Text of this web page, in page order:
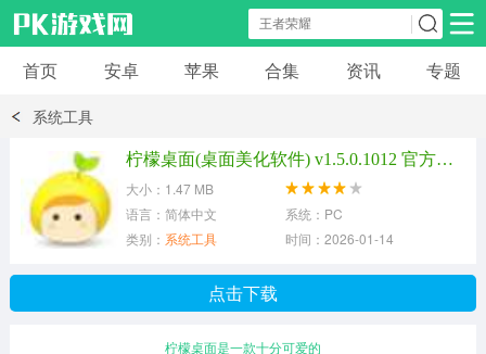
安卓应用 安卓游戏
模拟经营
首页 安卓 苹果 合集 资讯 专题
系统工具
柠檬桌面(桌面美化软件) v1.5.0.1012 官方最新版
大小：1.47 MB
语言：简体中文
系统：PC
类别： 系统工具 时间：2026-01-14
点击下载
柠檬桌面是一款十分可爱的